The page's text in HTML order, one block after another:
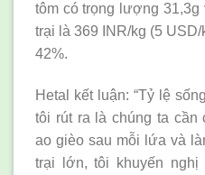
tôm có trọng lượng 31,3g
trại là 369 INR/kg (5
42%.
Hetal kết luận: “Tỷ lệ
tôi rút ra là chúng ta cần
ao gièo sau mỗi lứa và
trại lớn, tôi khuyến